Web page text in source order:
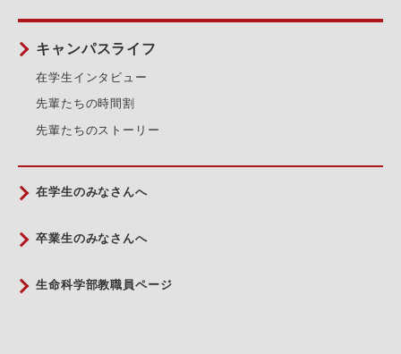
キャンパスライフ
在学生インタビュー
先輩たちの時間割
先輩たちのストーリー
在学生のみなさんへ
卒業生のみなさんへ
生命科学部教職員ページ